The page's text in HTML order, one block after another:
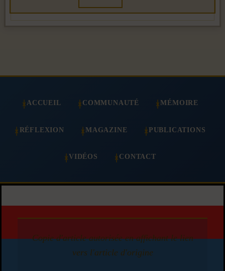
ACCUEIL COMMUNAUTÉ MÉMOIRE
RÉFLEXION MAGAZINE PUBLICATIONS
VIDÉOS CONTACT
Copie d'article autorisée en affichant le lien
vers l'article d'origine